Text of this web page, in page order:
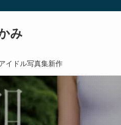
み
イドル写真集新作